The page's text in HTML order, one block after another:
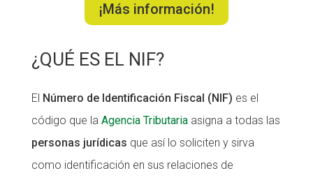
¡Más información!
¿QUÉ ES EL NIF?
El Número de Identificación Fiscal (NIF) es el
código que la Agencia Tributariaasigna a todas las
personas jurídicas que así lo soliciten y sirva
como identificación en sus relaciones de
Diari de la Fundació
COL·LABORA
Diari de la Fundació
COL·LABORA